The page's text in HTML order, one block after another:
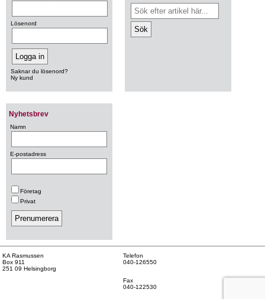
Lösenord
Saknar du lösenord?
Ny kund
Nyhetsbrev
Namn
E-postadress
Företag
Privat
KA Rasmussen
Box 911
251 09 Helsingborg
Telefon
040-126550
Fax
040-122530